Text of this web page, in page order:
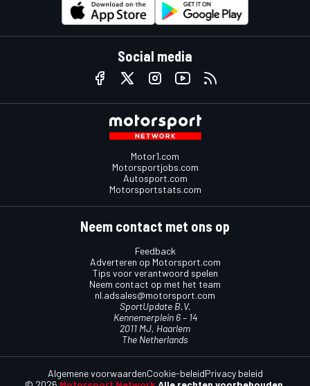
Social media
Motor1.com
Motorsportjobs.com
Autosport.com
Motorsportstats.com
Neem contact met ons op
Feedback
Adverteren op Motorsport.com
Tips voor verantwoord spelen
Neem contact op met het team
nl.adsales@motorsport.com
SportUpdate B.V.
Kennemerplein 6 – 14
2011 MJ, Haarlem
The Netherlands
Algemene voorwaardenCookie-beleidPrivacy beleid